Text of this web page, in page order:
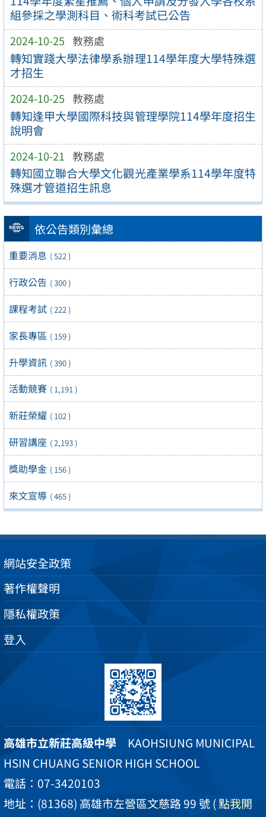
組參採之學測科目、術科考試已公告
2024-10-25 教務處
轉知實踐大學法律學系辦理114學年度大學特殊選
才招生
2024-10-25 教務處
轉知逢甲大學國際科技與管理學院114學年度招生
說明會
2024-10-21 教務處
轉知國立聯合大學文化觀光產業學系114學年度特
殊選才管道招生訊息
依公告類別彙總
重要消息 ( 522 )
行政公告 ( 300 )
課程考試 ( 222 )
家長專區 ( 159 )
升學資訊 ( 390 )
活動競賽 ( 1,191 )
新莊榮耀 ( 102 )
研習講座 ( 2,193 )
獎助學金 ( 156 )
來文宣導 ( 465 )
網站安全政策
著作權聲明
隱私權政策
登入
高雄市立新莊高級中學 KAOHSIUNG MUNICIPAL
HSIN CHUANG SENIOR HIGH SCHOOL
電話：07-3420103
地址：(81368) 高雄市左營區文慈路 99 號( 點我開